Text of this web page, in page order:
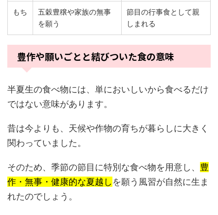
もち
五穀豊穣や家族の無事
を願う
節目の行事食として親
しまれる
豊作や願いごとと結びついた食の意味
半夏生の食べ物には、単においしいから食べるだけ
ではない意味があります。
昔は今よりも、天候や作物の育ちが暮らしに大きく
関わっていました。
そのため、季節の節目に特別な食べ物を用意し、 豊
作・無事・健康的な夏越し を願う風習が自然に生ま
れたのでしょう。